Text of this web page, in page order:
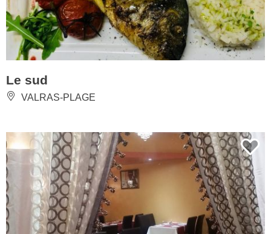
Le sud
VALRAS-PLAGE